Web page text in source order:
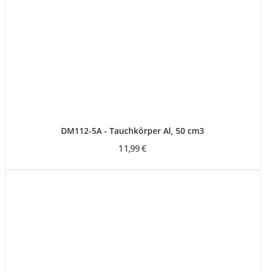
DM112-5A - Tauchkörper Al, 50 cm3
11,99 €